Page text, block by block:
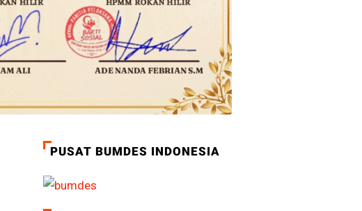
PUSAT BUMDES INDONESIA